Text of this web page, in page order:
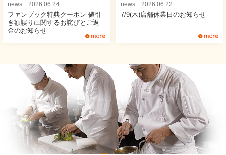
news 2026.06.24
ファンブック特典クーポン 値引
き額誤りに関するお詫びとご返
金のお知らせ
news 2026.06.22
7/9(木)店舗休業日のお知らせ